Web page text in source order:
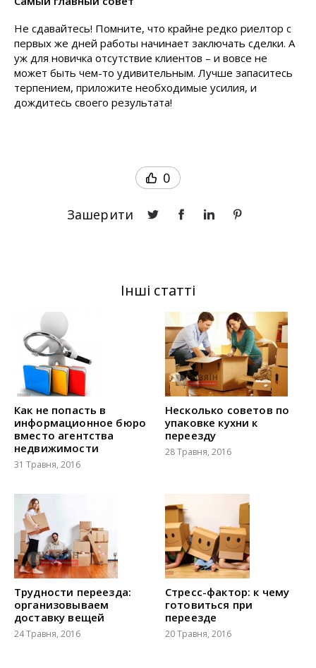
Не сдавайтесь! Помните, что крайне редко риелтор с
первых же дней работы начинает заключать сделки. А
уж для новичка отсутствие клиентов – и вовсе не
может быть чем-то удивительным. Лучше запаситесь
терпением, приложите необходимые усилия, и
дождитесь своего результата!
0
Зашерити
Інші статті
Как не попасть в
информационное бюро
вместо агентства
недвижимости
31 Травня, 2016
Несколько советов по
упаковке кухни к
переезду
28 Травня, 2016
Трудности переезда:
организовываем
доставку вещей
24 Травня, 2016
Стресс-фактор: к чему
готовиться при
переезде
20 Травня, 2016